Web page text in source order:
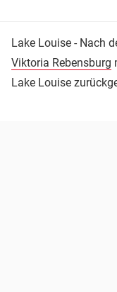
Lake Louise - Nach
Viktoria Rebensburg
Lake Louise